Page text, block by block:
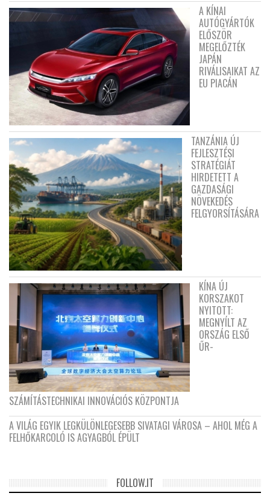
A KÍNAI
AUTÓGYÁRTÓK
ELŐSZÖR
MEGELŐZTÉK
JAPÁN
RIVÁLISAIKAT AZ
EU PIACÁN
TANZÁNIA ÚJ
FEJLESZTÉSI
STRATÉGIÁT
HIRDETETT A
GAZDASÁGI
NÖVEKEDÉS
FELGYORSÍTÁSÁRA
KÍNA ÚJ
KORSZAKOT
NYITOTT:
MEGNYÍLT AZ
ORSZÁG ELSŐ
ŰR-
SZÁMÍTÁSTECHNIKAI INNOVÁCIÓS KÖZPONTJA
A VILÁG EGYIK LEGKÜLÖNLEGESEBB SIVATAGI VÁROSA – AHOL MÉG A
FELHŐKARCOLÓ IS AGYAGBÓL ÉPÜLT
FOLLOW.IT